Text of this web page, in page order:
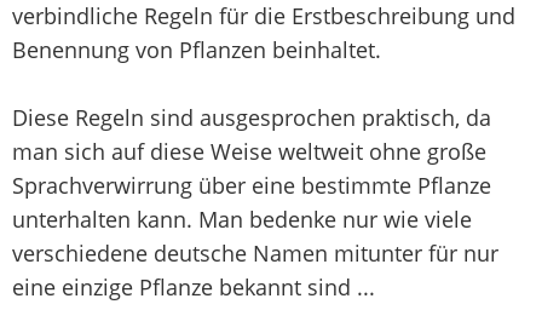
verbindliche Regeln für die Erstbeschreibung und
Benennung von Pflanzen beinhaltet.
Diese Regeln sind ausgesprochen praktisch, da
man sich auf diese Weise weltweit ohne große
Sprachverwirrung über eine bestimmte Pflanze
unterhalten kann. Man bedenke nur wie viele
verschiedene deutsche Namen mitunter für nur
eine einzige Pflanze bekannt sind ...